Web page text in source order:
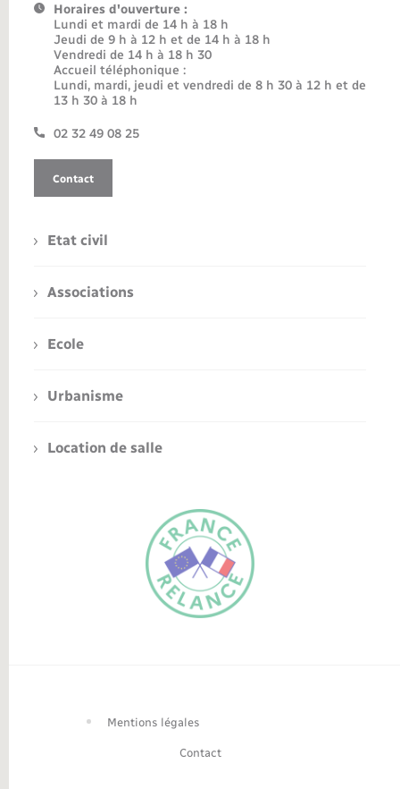
Horaires d'ouverture :
Lundi et mardi de 14 h à 18 h
Jeudi de 9 h à 12 h et de 14 h à 18 h
Vendredi de 14 h à 18 h 30
Accueil téléphonique :
Lundi, mardi, jeudi et vendredi de 8 h 30 à 12 h et de
13 h 30 à 18 h
02 32 49 08 25
Contact
Etat civil
Associations
Ecole
Urbanisme
Location de salle
Mentions légales
Contact